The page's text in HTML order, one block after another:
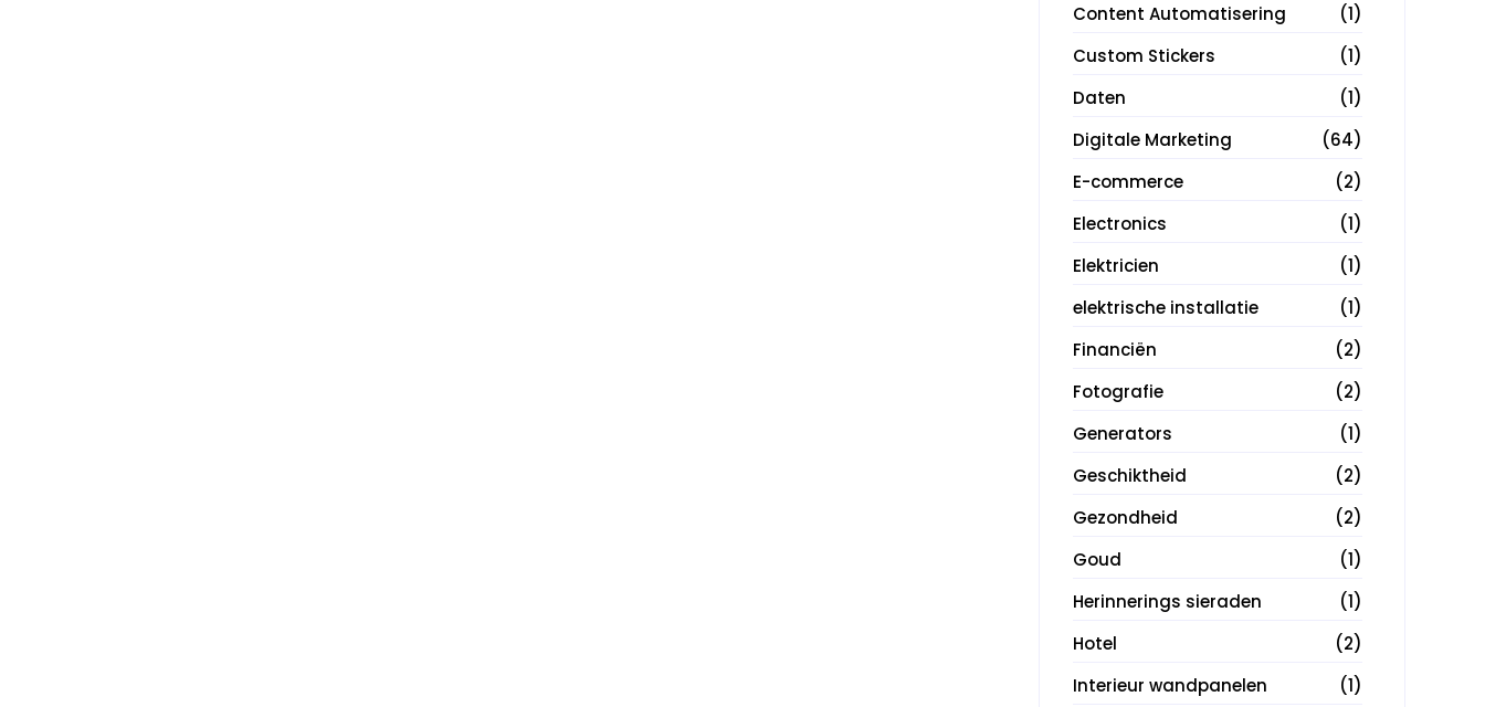
Content Automatisering
(1)
Custom Stickers
(1)
Daten
(1)
Digitale Marketing
(64)
E-commerce
(2)
Electronics
(1)
Elektricien
(1)
elektrische installatie
(1)
Financiën
(2)
Fotografie
(2)
Generators
(1)
Geschiktheid
(2)
Gezondheid
(2)
Goud
(1)
Herinnerings sieraden
(1)
Hotel
(2)
Interieur wandpanelen
(1)